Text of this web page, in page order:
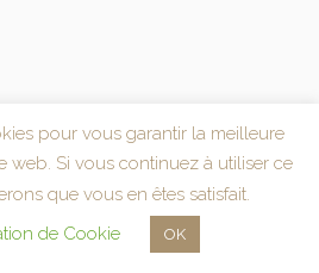
pour vous garantir la meilleure
web. Si vous continuez à utiliser ce
que vous en êtes satisfait.
de Cookie
OK